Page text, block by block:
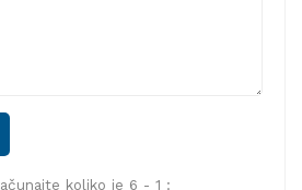
koliko je 6 - 1 :